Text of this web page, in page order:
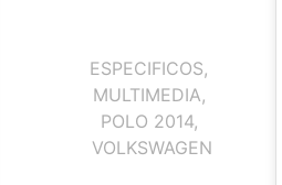
ESPECIFICOS,
MULTIMEDIA,
POLO 2014,
VOLKSWAGEN